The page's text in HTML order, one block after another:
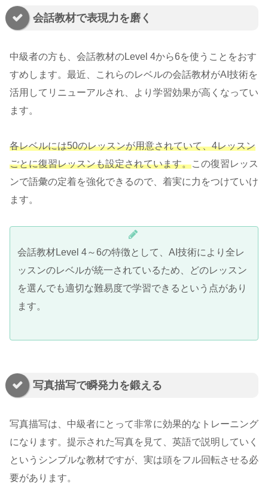
会話教材で表現力を磨く
中級者の方も、会話教材のLevel 4から6を使うことをおす
すめします。最近、これらのレベルの会話教材がAI技術を
活用してリニューアルされ、より学習効果が高くなってい
ます。
各レベルには50のレッスンが用意されていて、4レッスン
ごとに復習レッスンも設定されています。この復習レッス
ンで語彙の定着を強化できるので、着実に力をつけていけ
ます。
会話教材Level 4～6の特徴として、AI技術により全レ
ッスンのレベルが統一されているため、どのレッスン
を選んでも適切な難易度で学習できるという点があり
ます。
写真描写で瞬発力を鍛える
写真描写は、中級者にとって非常に効果的なトレーニング
になります。提示された写真を見て、英語で説明していく
というシンプルな教材ですが、実は頭をフル回転させる必
要があります。